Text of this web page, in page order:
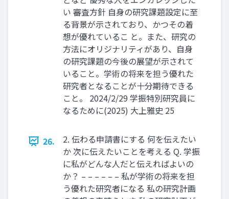
い 審査方針 自身の研究課題設定に至
る背景が示されており、かつその着
想が優れているこ と。また、研究の
方法にオリジナリティがあり、自身
の研究課題の今後の展望が示されて
いること。学術の将来を担う優れた
研究者となることが十分期待できる
こと。 2024/2/29 学振特別研究員に
なるために(2025) 大上雅史 25
26.
2. 伝わる申請書にする 何を伝えたい
か 次に伝えたいことを考える Q. 学振
に私がどんな人だと伝えればよいの
か？ – – – – – – 私が学術の将来を担
う優れた研究者になる 私の研究計画